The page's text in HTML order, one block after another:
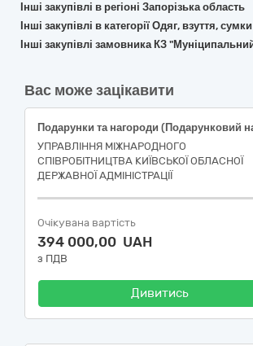
Інші закупівлі в регіоні Запорізька область
Інші закупівлі в категорії Одяг, взуття,
Інші закупівлі замовника КЗ
Вас може зацікавити
УПРАВЛІННЯ МІЖНАРОДНОГО
СПІВРОБІТНИЦТВА КИЇВСЬКОЇ ОБЛАСНОЇ
ДЕРЖАВНОЇ АДМІНІСТРАЦІЇ
Очікувана вартість
394 000,00 UAH
з ПДВ
Дивитись